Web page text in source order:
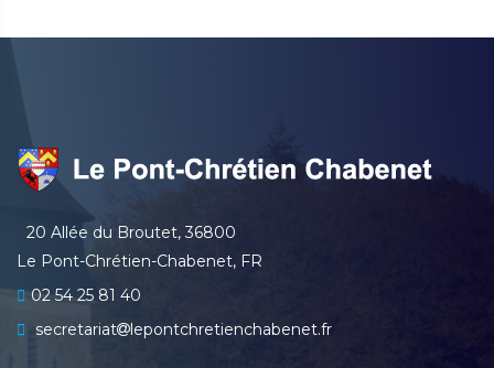
20 Allée du Broutet, 36800
Le Pont-Chrétien-Chabenet, FR
02 54 25 81 40
secretariat
lepontchretienchabenet.fr